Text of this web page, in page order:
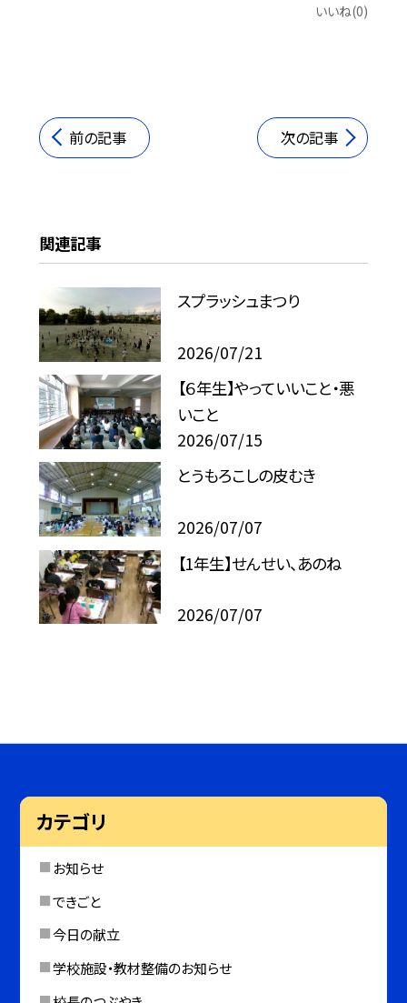
いいね(0)
前の記事 次の記事
関連記事
スプラッシュまつり
2026/07/21
【６年生】やっていいこと・悪
いこと
2026/07/15
とうもろこしの皮むき
2026/07/07
【1年生】せんせい、あのね
2026/07/07
カテゴリ
お知らせ
できごと
今日の献立
学校施設・教材整備のお知らせ